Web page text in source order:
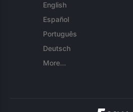
English
Español
Português
Deutsch
More...